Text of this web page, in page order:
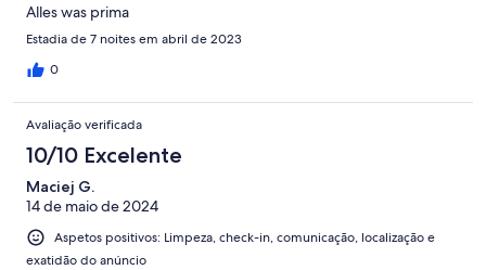
Alles was prima
Estadia de 7 noites em abril de 2023
0
Avaliação verificada
10/10 Excelente
Maciej G.
14 de maio de 2024
Aspetos positivos: Limpeza, check-in, comunicação, localização e
exatidão do anúncio